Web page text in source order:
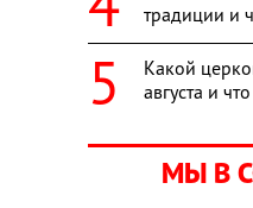
традиции и
Какой
августа и
МЫ В